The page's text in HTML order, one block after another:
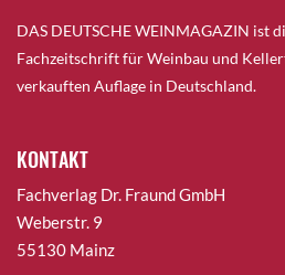
DAS DEUTSCHE WEINMAGAZIN ist
Fachzeitschrift für Weinbau und
verkauften Auflage in Deutschland.
KONTAKT
Fachverlag Dr. Fraund GmbH
Weberstr. 9
55130 Mainz